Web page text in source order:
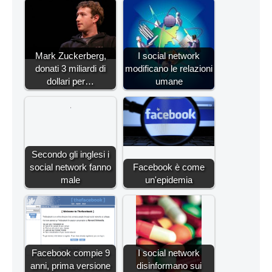
Mark Zuckerberg,
donati 3 miliardi di
dollari per…
I social network
modificano le relazioni
umane
Secondo gli inglesi i
social network fanno
male
Facebook è come
un'epidemia
Facebook compie 9
anni, prima versione
I social network
disinformano sui